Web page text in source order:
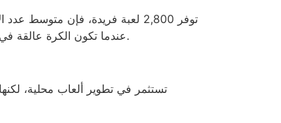
يرغب في لعب 15 لعبة في جلسة واحدة، فإن 9 منها قد تكون غير متاحة، ما يخلق إحباطًا شبيهًا بالتخمين في “Roulette” عندما تكون الكرة عالقة في الفتحة.